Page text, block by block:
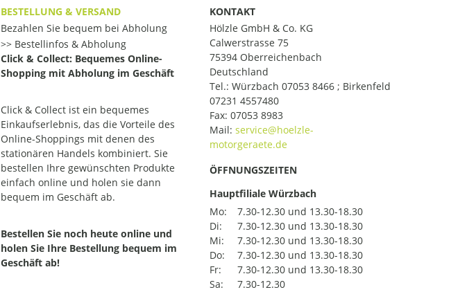
BESTELLUNG & VERSAND
Bezahlen Sie bequem bei Abholung
Bestellinfos & Abholung
Click & Collect: Bequemes Online-
Shopping mit Abholung im Geschäft
Click & Collect ist ein bequemes
Einkaufserlebnis, das die Vorteile des
Online-Shoppings mit denen des
stationären Handels kombiniert. Sie
bestellen Ihre gewünschten Produkte
einfach online und holen sie dann
bequem im Geschäft ab.
Bestellen Sie noch heute online und
holen Sie Ihre Bestellung bequem im
Geschäft ab!
KONTAKT
Hölzle GmbH & Co. KG
Calwerstrasse 75
75394 Oberreichenbach
Deutschland
Tel.: Würzbach 07053 8466 ; Birkenfeld
07231 4557480
Fax: 07053 8983
Mail:
ÖFFNUNGSZEITEN
Hauptfiliale Würzbach
Mo:
7.30-12.30 und 13.30-18.30
Di:
7.30-12.30 und 13.30-18.30
Mi:
7.30-12.30 und 13.30-18.30
Do:
7.30-12.30 und 13.30-18.30
Fr:
7.30-12.30 und 13.30-18.30
Sa:
7.30-12.30